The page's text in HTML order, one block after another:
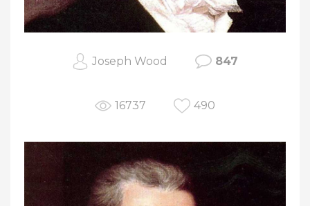
Joseph Wood 847
16737 490